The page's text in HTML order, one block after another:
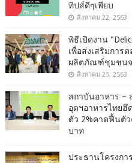
ทิปส์ดีๆเพียบ
สิงหาคม 22, 2563
พิธีเปิดงาน
เพื่อส่งเสริมการ
ผลิตภัณฑ์ชุมชนจ
สิงหาคม 25, 2563
สถาบันอาหาร –
อุตฯอาหารไทยฮึ
ตัว 2%คาดฟื้นตั
บาท
ประธานโครงก